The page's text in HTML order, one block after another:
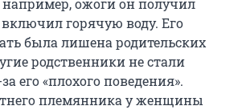
например, ожоги он получил
горячую воду. Его
была лишена родительских
родственники не стали
его «плохого поведения».
племянника у женщины